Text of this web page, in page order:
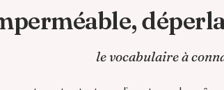
le vocabulaire à